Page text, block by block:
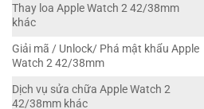
Thay loa Apple Watch 2 42/38mm
khác
Giải mã / Unlock/ Phá mật khẩu Apple
Watch 2 42/38mm
Dịch vụ sửa chữa Apple Watch 2
42/38mm khác